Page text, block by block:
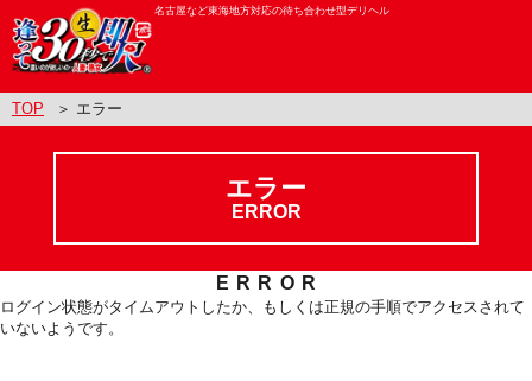
名古屋など東海地方対応の待ち合わせ型デリヘル
TOP ＞ エラー
エラー
ERROR
ERROR
ログイン状態がタイムアウトしたか、もしくは正規の手順でアクセスされて
いないようです。